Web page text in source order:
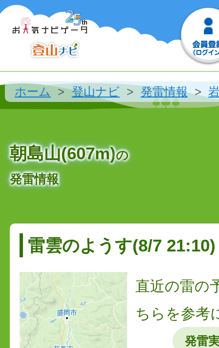
ホーム 登山ナビ 発雷情報
朝島山(607m)の
発雷情報
雷雲のようす(8/7 21:10)
直近の雷の
ちらを参考
発雷